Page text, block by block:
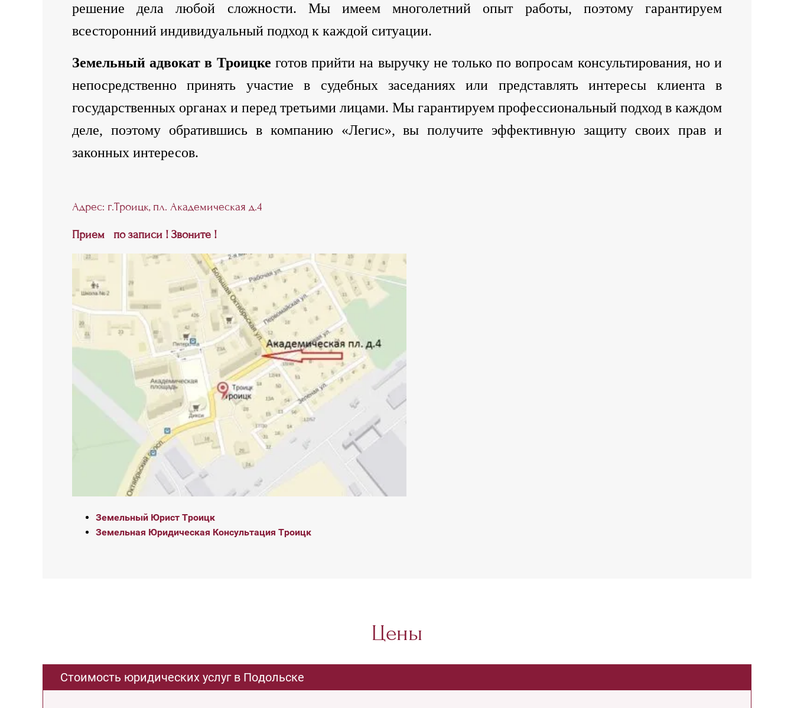
решение дела любой сложности. Мы имеем многолетний опыт работы, поэтому гарантируем
всесторонний индивидуальный подход к каждой ситуации.
Земельный адвокат в Троицке готов прийти на выручку не только по вопросам консультирования, но и
непосредственно принять участие в судебных заседаниях или представлять интересы клиента в
государственных органах и перед третьими лицами. Мы гарантируем профессиональный подход в каждом
деле, поэтому обратившись в компанию «Легис», вы получите эффективную защиту своих прав и
законных интересов.
Адрес: г.Троицк, пл. Академическая д.4
Прием по записи ! Звоните !
Земельный Юрист Троицк
Земельная Юридическая Консультация Троицк
Цены
Стоимость юридических услуг в Подольске